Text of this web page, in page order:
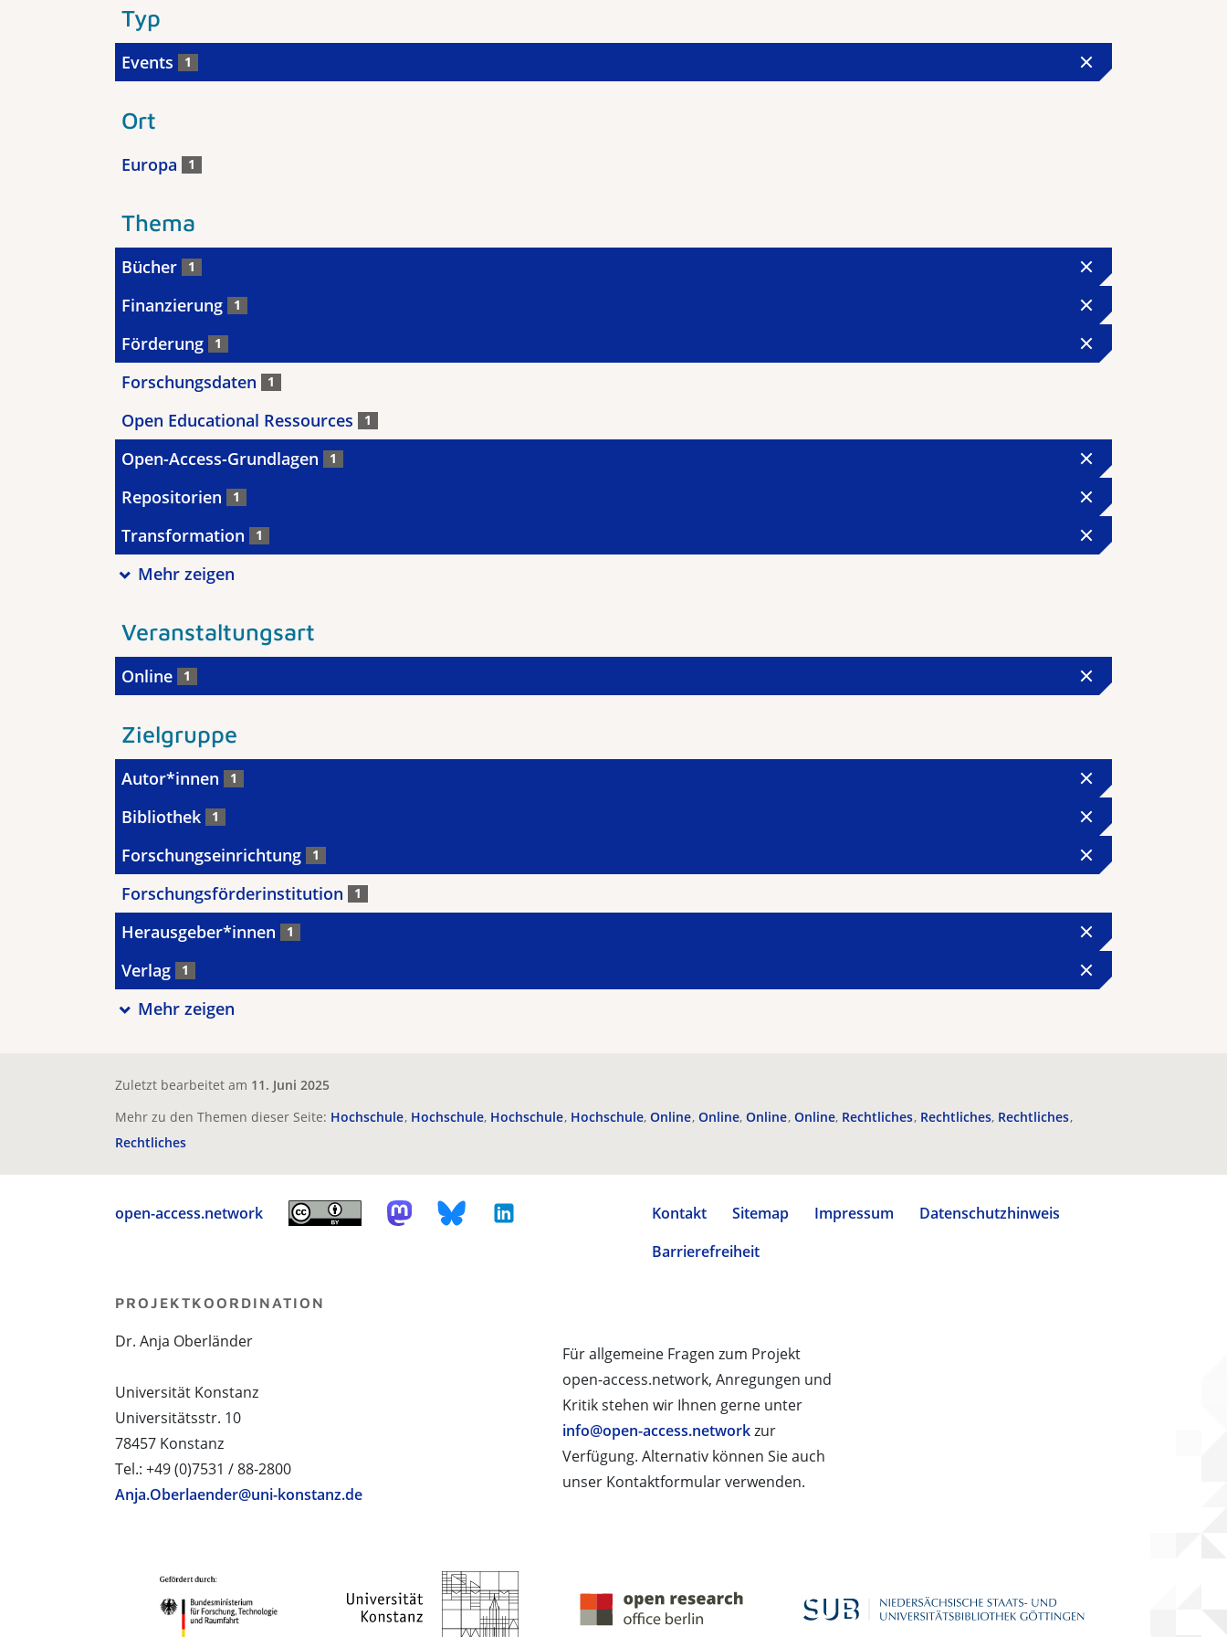
Typ
Events 1
Ort
Europa 1
Thema
Bücher 1
Finanzierung 1
Förderung 1
Forschungsdaten 1
Open Educational Ressources 1
Open-Access-Grundlagen 1
Repositorien 1
Transformation 1
Mehr zeigen
Veranstaltungsart
Online 1
Zielgruppe
Autor*innen 1
Bibliothek 1
Forschungseinrichtung 1
Forschungsförderinstitution 1
Herausgeber*innen 1
Verlag 1
Mehr zeigen
Zuletzt bearbeitet am 11. Juni 2025
Mehr zu den Themen dieser Seite: Hochschule Hochschule Hochschule Hochschule Online Online Online Online Rechtliches Rechtliches Rechtliches
Rechtliches
open-access.network Kontakt Sitemap Impressum
Datenschutzhinweis
Barrierefreiheit
Für allgemeine Fragen zum Projekt
open-access.network, Anregungen und
Kritik stehen wir Ihnen gerne unter
info@open-access.networkzur
Verfügung. Alternativ können Sie auch
unser Kontaktformular verwenden.
PROJEKTKOORDINATION
Dr. Anja Oberländer
Universität Konstanz
Universitätsstr. 10
78457 Konstanz
Tel.: +49 (0)7531 / 88-2800
Anja.Oberlaender@uni-konstanz.de